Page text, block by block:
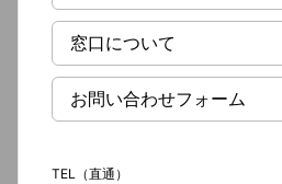
窓口について
お問い合わせフォーム
TEL（直通）